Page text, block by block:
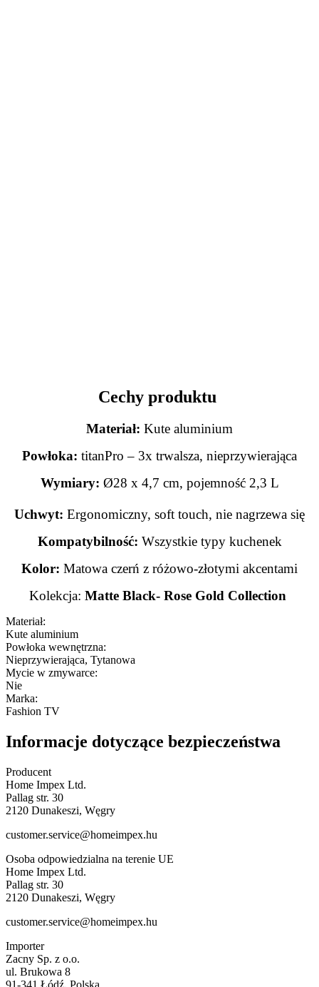
Cechy produktu
Materiał: Kute aluminium
Powłoka: titanPro – 3x trwalsza, nieprzywierająca
Wymiary: Ø28 x 4,7 cm, pojemność 2,3 L
Uchwyt: Ergonomiczny, soft touch, nie nagrzewa się
Kompatybilność: Wszystkie typy kuchenek
Kolor: Matowa czerń z różowo-złotymi akcentami
Kolekcja: Matte Black- Rose Gold Collection
Materiał:
Kute aluminium
Powłoka wewnętrzna:
Nieprzywierająca, Tytanowa
Mycie w zmywarce:
Nie
Marka:
Fashion TV
Informacje dotyczące bezpieczeństwa
Producent
Home Impex Ltd.
Pallag str. 30
2120 Dunakeszi, Węgry
customer.service@homeimpex.hu
Osoba odpowiedzialna na terenie UE
Home Impex Ltd.
Pallag str. 30
2120 Dunakeszi, Węgry
customer.service@homeimpex.hu
Importer
Zacny Sp. z o.o.
ul. Brukowa 8
91-341 Łódź, Polska